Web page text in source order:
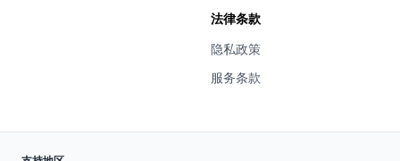
法律条款
隐私政策
服务条款